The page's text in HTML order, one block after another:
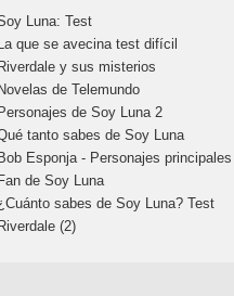
Luna: Test
que se avecina test difícil
y sus misterios
de Telemundo
de Soy Luna 2
tanto sabes de Soy Luna
Esponja - Personajes principales
de Soy Luna
sabes de Soy Luna? Test
(2)